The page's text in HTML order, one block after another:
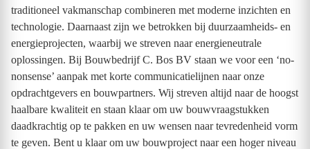
traditioneel vakmanschap combineren met moderne inzichten en
technologie. Daarnaast zijn we betrokken bij duurzaamheids- en
energieprojecten, waarbij we streven naar energieneutrale
oplossingen. Bij Bouwbedrijf C. Bos BV staan we voor een ‘no-
nonsense’ aanpak met korte communicatielijnen naar onze
opdrachtgevers en bouwpartners. Wij streven altijd naar de hoogst
haalbare kwaliteit en staan klaar om uw bouwvraagstukken
daadkrachtig op te pakken en uw wensen naar tevredenheid vorm
te geven. Bent u klaar om uw bouwproject naar een hoger niveau